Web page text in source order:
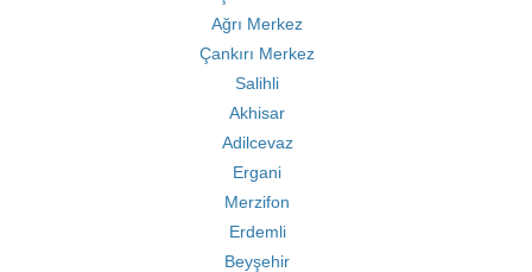
Ağrı Merkez
Çankırı Merkez
Salihli
Akhisar
Adilcevaz
Ergani
Merzifon
Erdemli
Beyşehir